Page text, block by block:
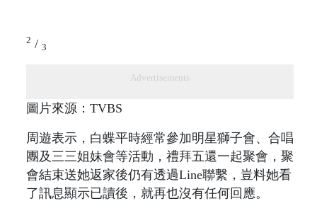
2 / 3
Advertisements
圖片來源：TVBS
周遊表示，白蝶平時經常參加明星獅子會、合唱
團及三三姐妹會等活動，禮拜五還一起聚會，聚
會結束送她返家後仍有透過Line聯繫，豈料她看
了訊息顯示已讀後，就再也沒有任何回應。